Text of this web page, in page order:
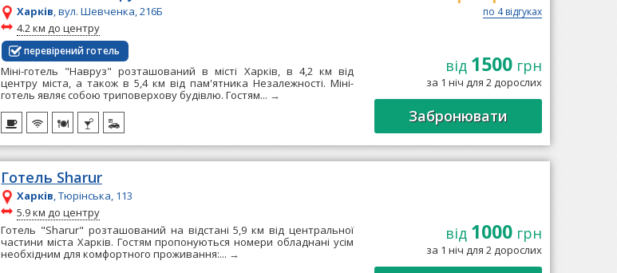
Харків, вул. Шевченка, 216Б
~
4.2 км до центру
перевірений готель
Міні-готель "Навруз" розташований в місті Харків, в 4,2 км від
центру міста, а також в 5,4 км від пам'ятника Незалежності. Міні-
готель являє собою триповерхову будівлю. Гостям... →
по 4 відгуках
від 1500грн
за 1 ніч для 2 дорослих
Забронювати
Готель Sharur
Харків, Тюрінська, 113
~
5.9 км до центру
Готель "Sharur" розташований на відстані 5,9 км від центральної
частини міста Харків. Гостям пропонуються номери обладнані усім
необхідним для комфортного проживання:... →
від 1000грн
за 1 ніч для 2 дорослих